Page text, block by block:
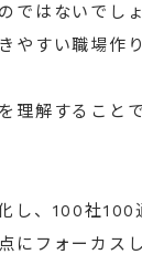
ではないでしょ
やすい職場作
理解すること
し、100社100
にフォーカス